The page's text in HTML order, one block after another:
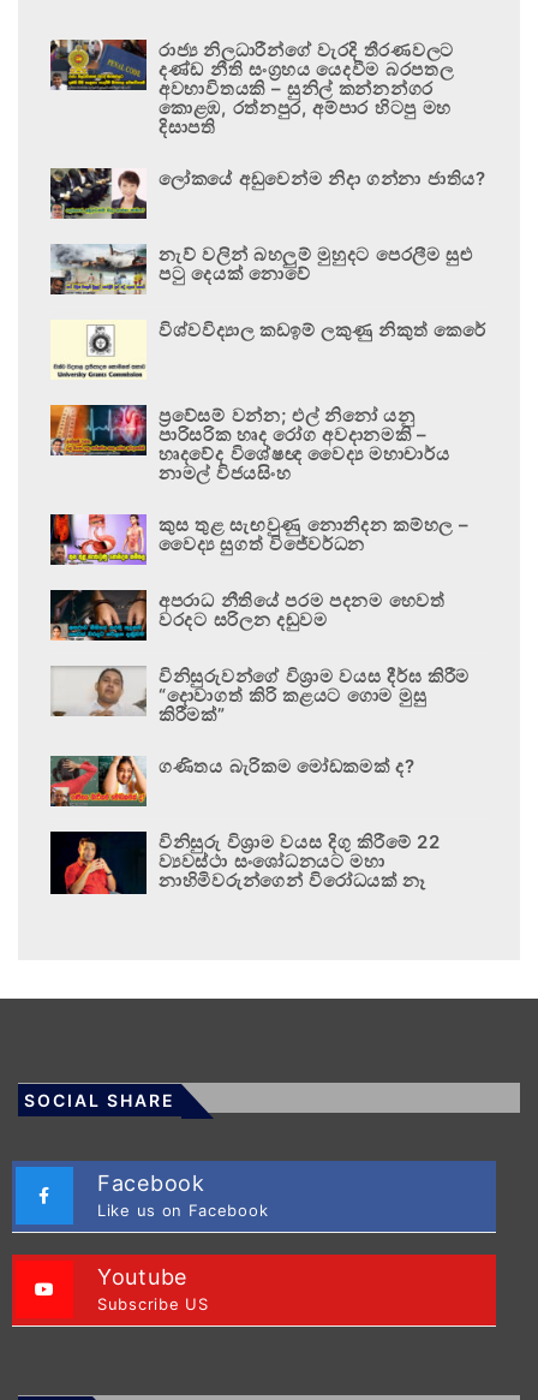
රාජ්‍ය නිලධාරීන්ගේ වැරදි තීරණවලට
දණ්ඩ නීති සංග්‍රහය යෙදවීම බරපතල
අවභාවිතයකි – සුනිල් කන්නන්ගර
කොළඹ, රත්නපුර, අම්පාර හිටපු මහ
දිසාපති
ලෝකයේ අඩුවෙන්ම නිදා ගන්නා ජාතිය?
නැව් වලින් බහලුම් මුහුදට පෙරලීම සුළු
පටු දෙයක් නොවේ
විශ්වවිද්‍යාල කඩඉම් ලකුණු නිකුත් කෙරේ
ප්‍රවේසම් වන්න; එල් නිනෝ යනු
පාරිසරික හෘද රෝග අවදානමකි –
හෘදවේද විශේෂඥ වෛද්‍ය මහාචාර්ය
නාමල් විජයසිංහ
කුස තුළ සැඟවුණු නොනිදන කම්හල –
වෛද්‍ය සුගත් විජේවර්ධන
අපරාධ නීතියේ පරම පදනම හෙවත්
වරදට සරිලන දඬුවම
විනිසුරුවන්ගේ විශ්‍රාම වයස දීර්ඝ කිරීම
“දොවාගත් කිරි කළයට ගොම මුසු
කිරීමක්”
ගණිතය බැරිකම මෝඩකමක් ද?
විනිසුරු විශ්‍රාම වයස දිගු කිරීමේ 22
ව්‍යවස්ථා සංශෝධනයට මහා
නාහිමිවරුන්ගෙන් විරෝධයක් නෑ
SOCIAL SHARE
Facebook
Like us on Facebook
Youtube
Subscribe US